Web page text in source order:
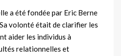
a été fondée par Eric Berne
volonté était de clarifier les
aider les individus à
relationnelles et